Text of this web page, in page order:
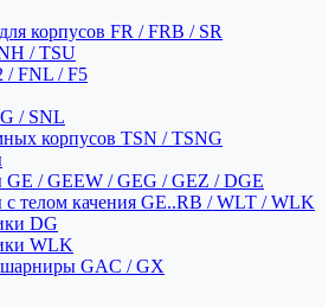
корпусов FR / FRB / SR
/ TSU
/ FNL / F5
/ SNL
корпусов TSN / TSNG
/ GEEW / GEG / GEZ / DGE
телом качения GE..RB / WLT / WLK
DG
WLK
GAC / GX